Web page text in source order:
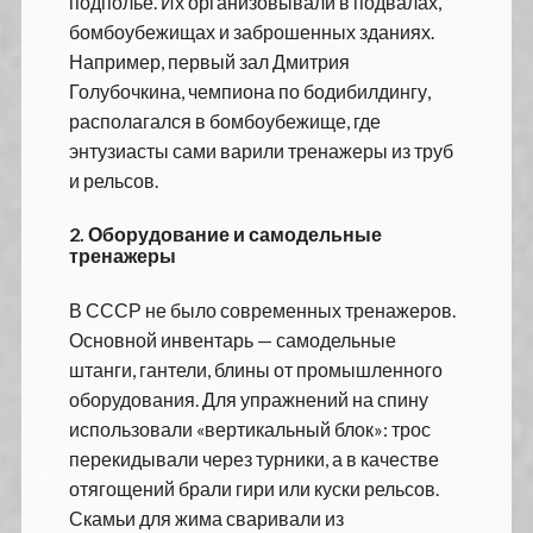
бомбоубежищах и заброшенных зданиях.
Например, первый зал Дмитрия
Голубочкина, чемпиона по бодибилдингу,
располагался в бомбоубежище, где
энтузиасты сами варили тренажеры из труб
и рельсов.
2. Оборудование и самодельные
тренажеры
В СССР не было современных тренажеров.
Основной инвентарь — самодельные
штанги, гантели, блины от промышленного
оборудования. Для упражнений на спину
использовали «вертикальный блок»: трос
перекидывали через турники, а в качестве
отягощений брали гири или куски рельсов.
Скамьи для жима сваривали из